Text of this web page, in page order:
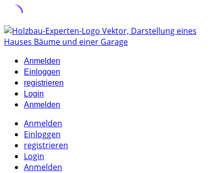
Skip
to
Anmelden
Einloggen
registrieren
Login
Anmelden
Anmelden
Einloggen
registrieren
Login
Anmelden